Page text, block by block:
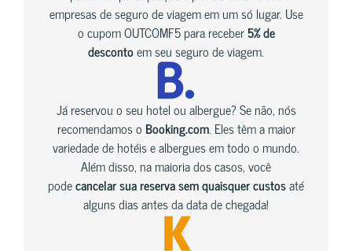
empresas de seguro de viagem em um só lugar. Use
o cupom OUTCOMF5 para receber5% de
descontoem seu seguro de viagem.
Já reservou o seu hotel ou albergue? Se não, nós
recomendamos o Booking.com. Eles têm a maior
variedade de hotéis e albergues em todo o mundo.
Além disso, na maioria dos casos, você
podecancelar sua reserva sem quaisquer custosaté
alguns dias antes da data de chegada!